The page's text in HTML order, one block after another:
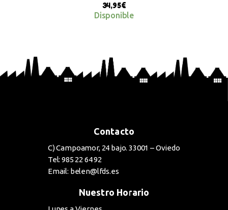
34,95€
Disponible
Contacto
C) Campoamor, 24 bajo. 33001 – Oviedo
Tel: 985 22 64 92
Email: belen@lfds.es
Nuestro Horario